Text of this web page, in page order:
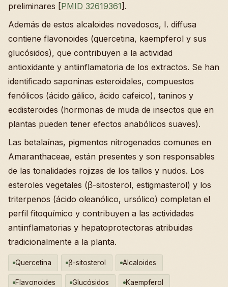
preliminares [PMID 32619361].
Además de estos alcaloides novedosos, I. diffusa
contiene flavonoides (quercetina, kaempferol y sus
glucósidos), que contribuyen a la actividad
antioxidante y antiinflamatoria de los extractos. Se han
identificado saponinas esteroidales, compuestos
fenólicos (ácido gálico, ácido cafeico), taninos y
ecdisteroides (hormonas de muda de insectos que en
plantas pueden tener efectos anabólicos suaves).
Las betalaínas, pigmentos nitrogenados comunes en
Amaranthaceae, están presentes y son responsables
de las tonalidades rojizas de los tallos y nudos. Los
esteroles vegetales (β-sitosterol, estigmasterol) y los
triterpenos (ácido oleanólico, ursólico) completan el
perfil fitoquímico y contribuyen a las actividades
antiinflamatorias y hepatoprotectoras atribuidas
tradicionalmente a la planta.
Quercetina β-sitosterol Alcaloides
Flavonoides Glucósidos Kaempferol